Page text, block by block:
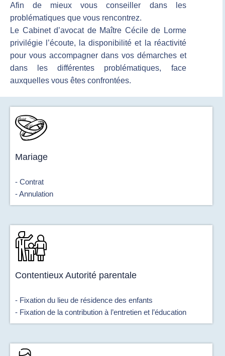
Afin de mieux vous conseiller dans les
problématiques que vous rencontrez.
Le Cabinet d’avocat de Maître Cécile de Lorme
privilégie l’écoute, la disponibilité et la réactivité
pour vous accompagner dans vos démarches et
dans les différentes problématiques, face
auxquelles vous êtes confrontées.
Mariage
- Contrat
- Annulation
Contentieux Autorité parentale
- Fixation du lieu de résidence des enfants
- Fixation de la contribution à l’entretien et l’éducation